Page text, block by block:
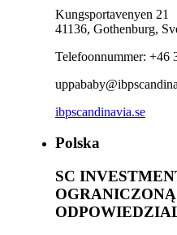
Kungsportavenyen 21
41136, Gothenburg,
Telefoonnummer: +46
ibpscandinavia.se
Polska
SC
OGRANICZONĄ